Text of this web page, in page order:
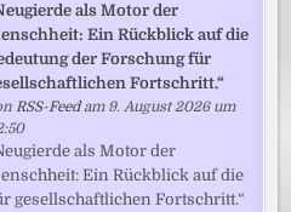
als Motor der
Ein Rückblick auf die
der Forschung für
Fortschritt.“
RSS-Feedam 9. August 2026 um
als Motor der
Ein Rückblick auf die
gesellschaftlichen Fortschritt.“